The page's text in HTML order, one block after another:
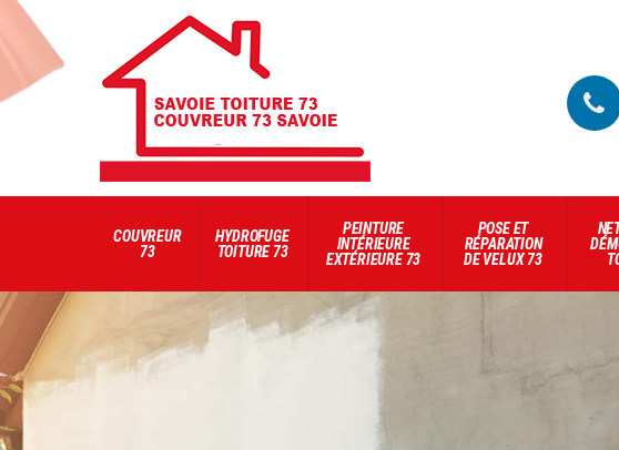
COUVREUR
73
HYDROFUGE
TOITURE 73
PEINTURE
INTÉRIEURE
EXTÉRIEURE 73
POSE ET
RÉPARATION
DE VELUX 73